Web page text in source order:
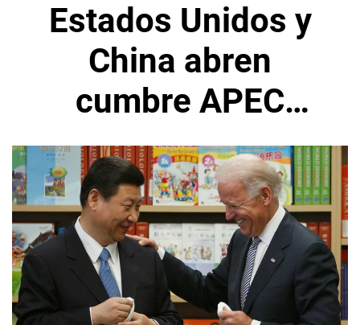
Estados Unidos y
China abren
cumbre APEC
expectante por era
Trump